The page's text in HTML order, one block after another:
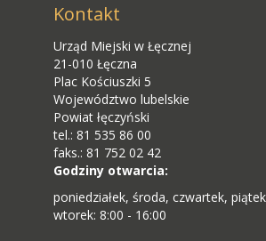
Kontakt
Urząd Miejski w Łęcznej
21-010 Łęczna
Plac Kościuszki 5
Województwo lubelskie
Powiat łęczyński
tel.: 81 535 86 00
faks.: 81 752 02 42
Godziny otwarcia:
poniedziałek, środa, czwartek,
wtorek: 8:00 - 16:00